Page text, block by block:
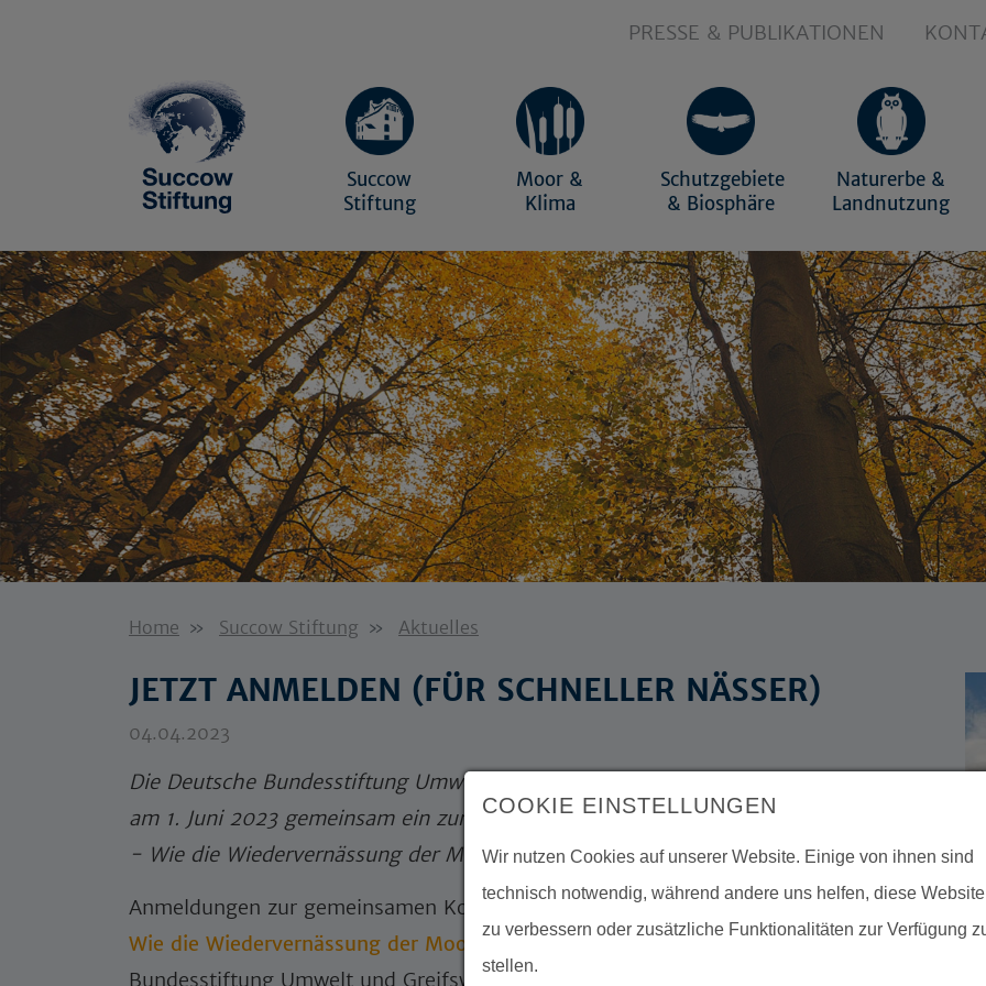
PRESSE & PUBLIKATIONEN
Succow
Stiftung
Moor &
Klima
Schutzgebiete
& Biosphäre
Naturerbe &
Landnutzung
Home Succow Stiftung Aktuelles
JETZT ANMELDEN (FÜR SCHNELLER NÄSSER)
04.04.2023
Die Deutsche Bundesstiftung Umwelt und das Greifswald Moor Centrum laden
am 1. Juni 2023 gemeinsam ein zur Konferenz „Moorklimaschutz beschleunigen
- Wie die Wiedervernässung der Moore in die Fläche kommt“.
Anmeldungen zur gemeinsamen KonferenzMoorklimaschutz beschleunigen! -
Wie die Wiedervernässung der Moore in die Fläche kommt. von Deutscher
Bundesstiftung Umwelt und Greifswald Moor Centrum, in dem die Succow
COOKIE EINSTELLUNGEN
Wir nutzen Cookies auf unserer Website. Einige von ihnen sind
technisch notwendig, während andere uns helfen, diese Website
zu verbessern oder zusätzliche Funktionalitäten zur Verfügung
stellen.